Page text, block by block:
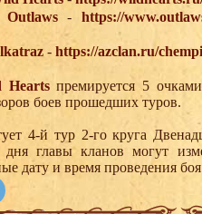
Outlaws-https://
- https://azclan.ru/
Heartsпремируется 5
боев прошедших туров.
4-й тур 2-го круга
дня главы кланов могут
дату и время проведения